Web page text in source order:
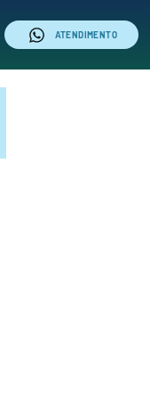
ATENDIMENTO